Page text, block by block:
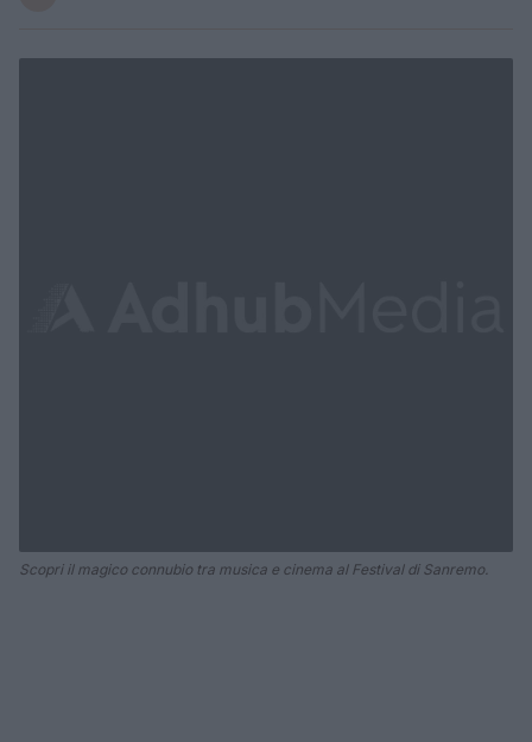
Scopri il magico connubio tra musica e cinema al Festival di Sanremo.